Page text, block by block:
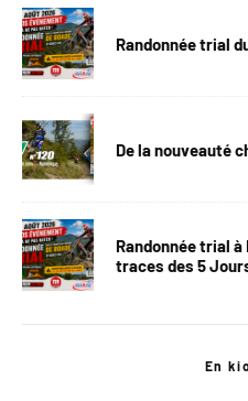
Randonnée trial
De la nouveauté
Randonnée trial à
traces des 5
En